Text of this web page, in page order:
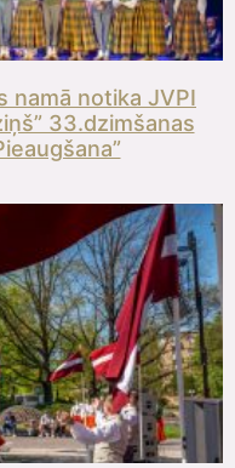
namā notika JVPI
33.dzimšanas